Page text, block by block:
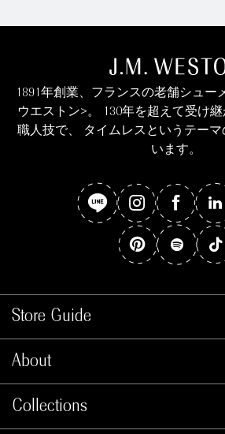
Store Guide
About
Collections
1891年創業、フランスの老舗シュー
ウエストン>。 130年を超えて受け
職人技で、 タイムレスというテーマ
います。